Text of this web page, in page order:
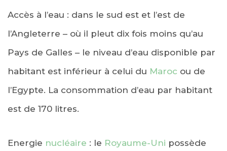
Accès à l’eau : dans le sud est et l’est de
l’Angleterre – où il pleut dix fois moins qu’au
Pays de Galles – le niveau d’eau disponible par
habitant est inférieur à celui du Maroc ou de
l’Egypte. La consommation d’eau par habitant
est de 170 litres.
Energie nucléaire : le Royaume-Uni possède